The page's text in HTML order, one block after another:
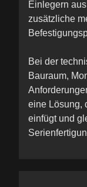
Einlegern
zusätzliche
Bei der
Bauraum,
eine Lösung,
einfügt und